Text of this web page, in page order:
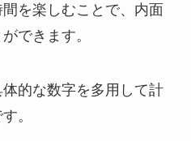
を楽しむことで、内面
できます。
的な数字を多用して計
。